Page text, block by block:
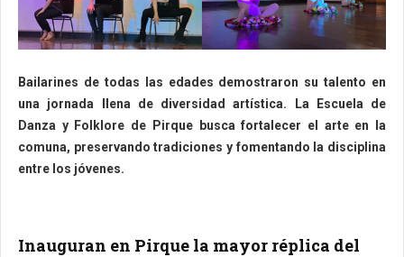
Bailarines de todas las edades demostraron su talento en
una jornada llena de diversidad artística. La Escuela de
Danza y Folklore de Pirque busca fortalecer el arte en la
comuna, preservando tradiciones y fomentando la disciplina
entre los jóvenes.
Inauguran en Pirque la mayor réplica del